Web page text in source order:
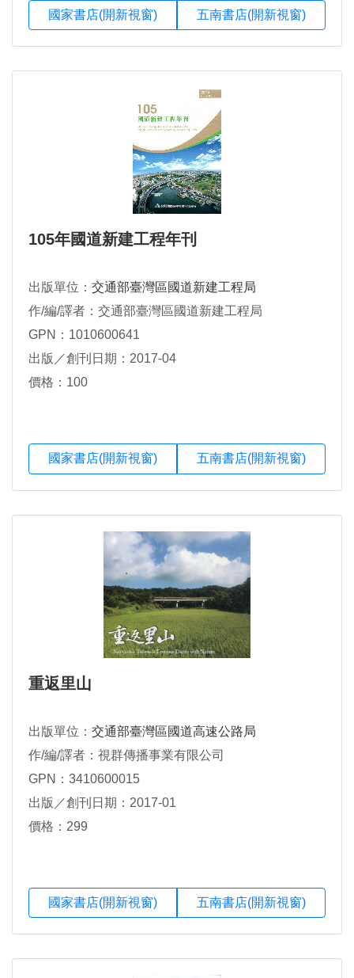
國家書店(開新視窗) 五南書店(開新視窗)
105年國道新建工程年刊
出版單位： 交通部臺灣區國道新建工程局
作/編/譯者：交通部臺灣區國道新建工程局
GPN：1010600641
出版／創刊日期：2017-04
價格：100
國家書店(開新視窗) 五南書店(開新視窗)
重返里山
出版單位： 交通部臺灣區國道高速公路局
作/編/譯者：視群傳播事業有限公司
GPN：3410600015
出版／創刊日期：2017-01
價格：299
國家書店(開新視窗) 五南書店(開新視窗)